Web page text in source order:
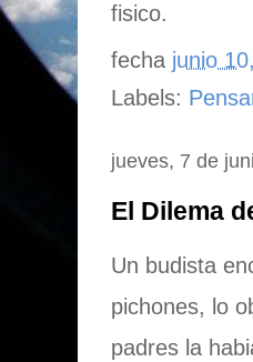
fisico.
fecha junio
Labels:
jueves, 7 de
El Dilema
Un budista
pichones, lo
padres la